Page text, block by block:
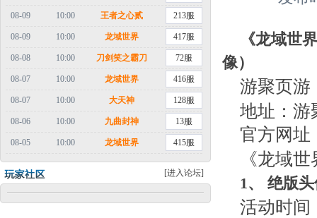
08-09 10:00 王者之心贰 213服
08-09 10:00 龙域世界 417服
08-08 10:00 刀剑笑之霸刀 72服
08-07 10:00 龙域世界 416服
08-07 10:00 大天神 128服
08-06 10:00 九曲封神 13服
08-05 10:00 龙域世界 415服
[进入论坛]
《龙域世
像）
游聚页游
地址：游
官方网址
《龙域
1、 绝版
活动时间